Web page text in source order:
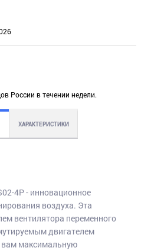
России в течении недели.
ХАРАКТЕРИСТИКИ
4P - инновационное
воздуха. Эта
вентилятора переменного
двигателем
вам максимальную